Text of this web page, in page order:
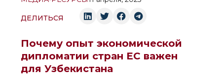
ДЕЛИТЬСЯ
Почему опыт экономической
дипломатии стран ЕС важен
для Узбекистана